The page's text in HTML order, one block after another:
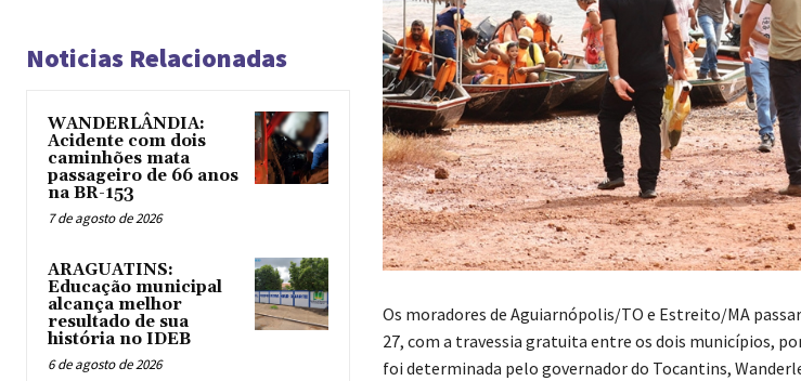
Noticias Relacionadas
WANDERLÂNDIA:
Acidente com dois
caminhões mata
passageiro de 66 anos
na BR-153
7 de agosto de 2026
ARAGUATINS:
Educação municipal
alcança melhor
resultado de sua
história no IDEB
6 de agosto de 2026
Os moradores de Aguiarnópolis/TO e Estreito/MA
27, com a travessia gratuita entre os dois municípios,
foi determinada pelo governador do Tocantins,